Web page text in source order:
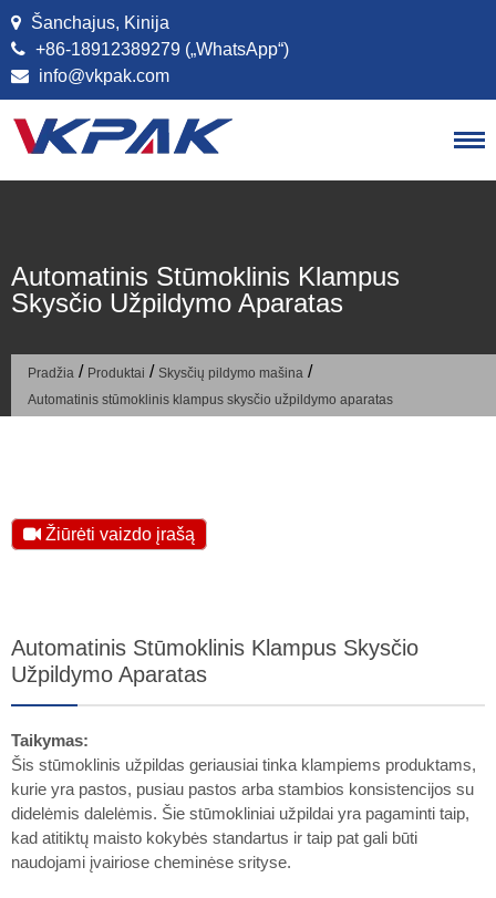
Praleisti turinį
Šanchajus, Kinija
+86-18912389279 („WhatsApp“)
info@vkpak.com
Automatinis Stūmoklinis Klampus
Skysčio Užpildymo Aparatas
Pradžia / Produktai / Skysčių pildymo mašina /
Automatinis stūmoklinis klampus skysčio užpildymo aparatas
Žiūrėti vaizdo įrašą
Automatinis Stūmoklinis Klampus Skysčio
Užpildymo Aparatas
Taikymas:
Šis stūmoklinis užpildas geriausiai tinka klampiems produktams,
kurie yra pastos, pusiau pastos arba stambios konsistencijos su
didelėmis dalelėmis. Šie stūmokliniai užpildai yra pagaminti taip,
kad atitiktų maisto kokybės standartus ir taip pat gali būti
naudojami įvairiose cheminėse srityse.